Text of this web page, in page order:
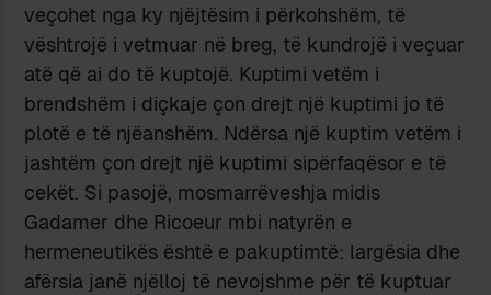
veçohet nga ky njëjtësim i përkohshëm, të
vështrojë i vetmuar në breg, të kundrojë i veçuar
atë që ai do të kuptojë. Kuptimi vetëm i
brendshëm i diçkaje çon drejt një kuptimi jo të
plotë e të njëanshëm. Ndërsa një kuptim vetëm i
jashtëm çon drejt një kuptimi sipërfaqësor e të
cekët. Si pasojë, mosmarrëveshja midis
Gadamer dhe Ricoeur mbi natyrën e
hermeneutikës është e pakuptimtë: largësia dhe
afërsia janë njëlloj të nevojshme për të kuptuar